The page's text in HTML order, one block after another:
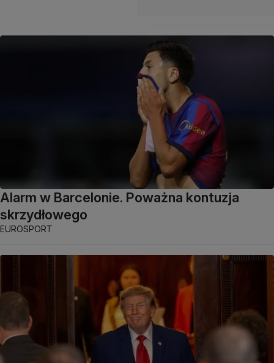
Alarm w Barcelonie. Poważna kontuzja
skrzydłowego
EUROSPORT